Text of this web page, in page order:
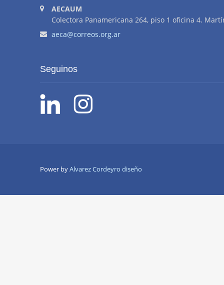
AECAUM
Colectora Panamericana 264, piso 1 oficina 4.
aeca@correos.org.ar
Seguinos
Power byAlvarez Cordeyro diseño